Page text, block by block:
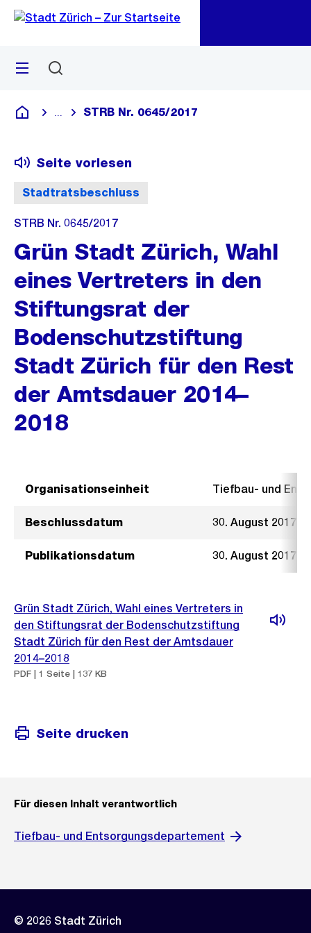
Navigation
Sprunglink
Menü
Deutsch
Blende alle Breadcrumbs ein
STRB Nr. 0645/2017
Stadtratsbeschluss
Seite vorlesen
STRB Nr. 0645/2017
Grün Stadt Zürich, Wahl
eines Vertreters in den
Stiftungsrat der
Bodenschutzstiftung
Stadt Zürich für den Rest
der Amtsdauer 2014–
2018
Organisationseinheit Tiefbau- und
Beschlussdatum 30. August 2017
Publikationsdatum 30. August 2017
Grün Stadt Zürich, Wahl eines Vertreters in
den Stiftungsrat der Bodenschutzstiftung
Stadt Zürich für den Rest der Amtsdauer
2014–2018
PDF | 1 Seite | 137 KB
Seite drucken
Für diesen Inhalt verantwortlich
Tiefbau- und Entsorgungsdepartement
© 2026 Stadt Zürich